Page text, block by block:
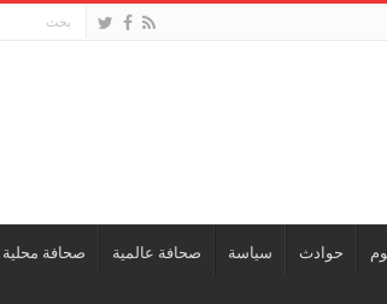
حوادث سياسة صحافة عالمية صحافة محلية